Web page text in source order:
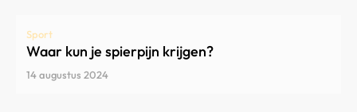
Sport
Waar kun je spierpijn krijgen?
14 augustus 2024